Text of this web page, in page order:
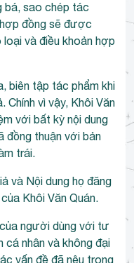
bá, sao chép tác
đồng sẽ được
và điều khoản hợp
biên tập tác phẩm khi
vì vậy, Khôi Văn
với bất kỳ nội dung
đồng thuận với bản
trái.
và Nội dung họ đăng
Khôi Văn Quán.
người dùng với tư
cá nhân và không đại
vấn đề đã nêu trong